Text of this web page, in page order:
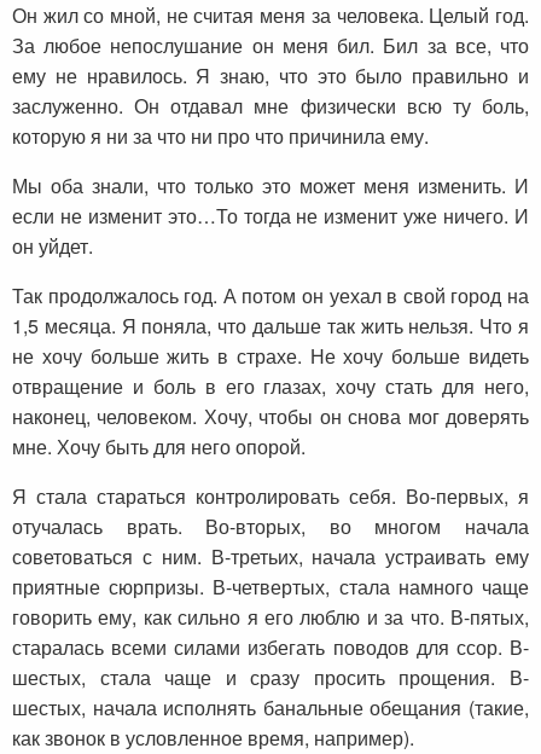
Он жил со мной, не считая меня за человека. Целый год.
За любое непослушание он меня бил. Бил за все, что
ему не нравилось. Я знаю, что это было правильно и
заслуженно. Он отдавал мне физически всю ту боль,
которую я ни за что ни про что причинила ему.
Мы оба знали, что только это может меня изменить. И
если не изменит это…То тогда не изменит уже ничего. И
он уйдет.
Так продолжалось год. А потом он уехал в свой город на
1,5 месяца. Я поняла, что дальше так жить нельзя. Что я
не хочу больше жить в страхе. Не хочу больше видеть
отвращение и боль в его глазах, хочу стать для него,
наконец, человеком. Хочу, чтобы он снова мог доверять
мне. Хочу быть для него опорой.
Я стала стараться контролировать себя. Во-первых, я
отучалась врать. Во-вторых, во многом начала
советоваться с ним. В-третьих, начала устраивать ему
приятные сюрпризы. В-четвертых, стала намного чаще
говорить ему, как сильно я его люблю и за что. В-пятых,
старалась всеми силами избегать поводов для ссор. В-
шестых, стала чаще и сразу просить прощения. В-
шестых, начала исполнять банальные обещания (такие,
как звонок в условленное время, например).